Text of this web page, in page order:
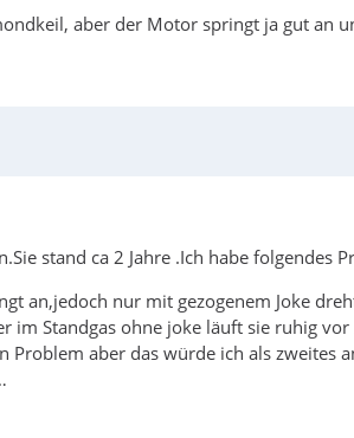
aber der Motor springt ja gut an
stand ca 2 Jahre .Ich habe folgendes
an,jedoch nur mit gezogenem Joke
im Standgas ohne joke läuft sie ruhig
aber das würde ich als zweites